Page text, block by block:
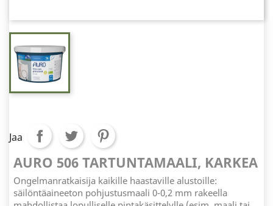
Jaa
AURO 506 TARTUNTAMAALI, KARKEA
Ongelmanratkaisija kaikille haastaville alustoille:
säilöntäaineeton pohjustusmaali 0-0,2 mm rakeella